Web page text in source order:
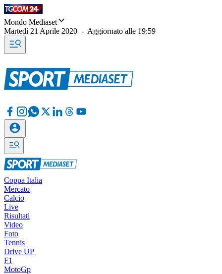
Mondo Mediaset
Martedì 21 Aprile 2020 - Aggiornato alle 19:59
Coppa Italia
Mercato
Calcio
Live
Risultati
Video
Foto
Tennis
Drive UP
F1
MotoGp